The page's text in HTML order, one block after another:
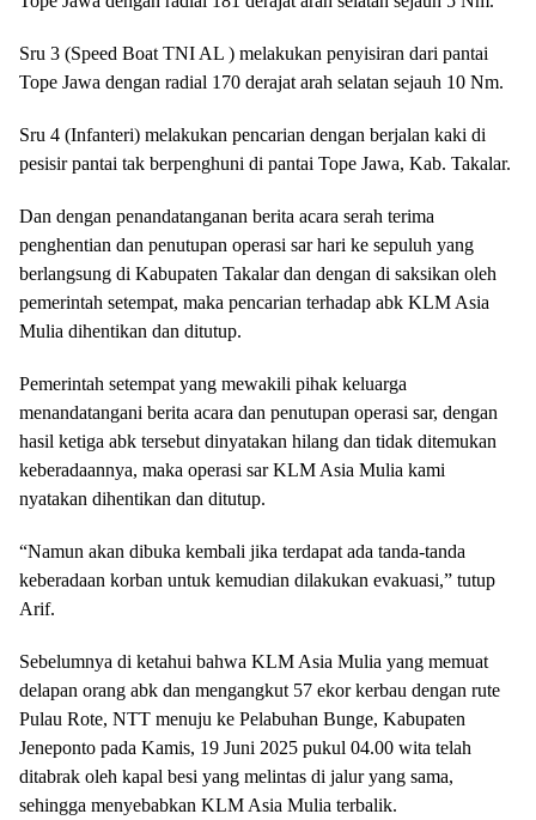
Sru 3 (Speed Boat TNI AL ) melakukan penyisiran dari pantai
Tope Jawa dengan radial 170 derajat arah selatan sejauh 10 Nm.
Sru 4 (Infanteri) melakukan pencarian dengan berjalan kaki di
pesisir pantai tak berpenghuni di pantai Tope Jawa, Kab. Takalar.
Dan dengan penandatanganan berita acara serah terima
penghentian dan penutupan operasi sar hari ke sepuluh yang
berlangsung di Kabupaten Takalar dan dengan di saksikan oleh
pemerintah setempat, maka pencarian terhadap abk KLM Asia
Mulia dihentikan dan ditutup.
Pemerintah setempat yang mewakili pihak keluarga
menandatangani berita acara dan penutupan operasi sar, dengan
hasil ketiga abk tersebut dinyatakan hilang dan tidak ditemukan
keberadaannya, maka operasi sar KLM Asia Mulia kami
nyatakan dihentikan dan ditutup.
“Namun akan dibuka kembali jika terdapat ada tanda-tanda
keberadaan korban untuk kemudian dilakukan evakuasi,” tutup
Arif.
Sebelumnya di ketahui bahwa KLM Asia Mulia yang memuat
delapan orang abk dan mengangkut 57 ekor kerbau dengan rute
Pulau Rote, NTT menuju ke Pelabuhan Bunge, Kabupaten
Jeneponto pada Kamis, 19 Juni 2025 pukul 04.00 wita telah
ditabrak oleh kapal besi yang melintas di jalur yang sama,
sehingga menyebabkan KLM Asia Mulia terbalik.